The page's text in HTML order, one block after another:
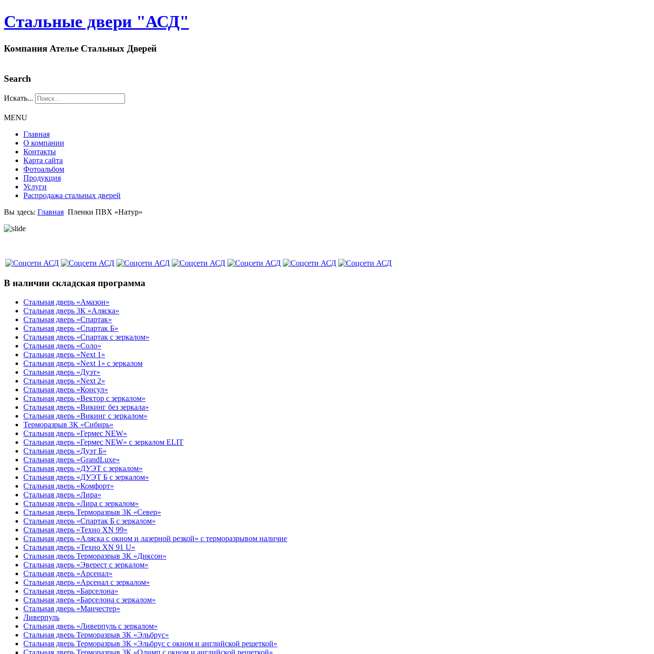
Стальные двери "АСД"
Компания Ателье Стальных Дверей
Search
Искать...
MENU
Главная
О компании
Контакты
Карта сайта
Фотоальбом
Продукция
Услуги
Распродажа стальных дверей
Вы здесь: Главная Пленки ПВХ «Натур»
В наличии складская программа
Стальная дверь «Амазон»
Стальная дверь 3К «Аляска»
Стальная дверь «Спартак»
Стальная дверь «Спартак Б»
Стальная дверь «Спартак с зеркалом»
Стальная дверь «Соло»
Стальная дверь «Next 1»
Стальная дверь «Next 1» с зеркалом
Стальная дверь «Дуэт»
Стальная дверь «Next 2»
Стальная дверь «Консул»
Стальная дверь «Вектор с зеркалом»
Стальная дверь «Викинг без зеркала»
Стальная дверь «Викинг c зеркалом»
Терморазрыв 3К «Сибирь»
Стальная дверь «Гермес NEW»
Стальная дверь «Гермес NEW» с зеркалом ELIT
Стальная дверь «Дуэт Б»
Стальная дверь «GrandLuxe»
Стальная дверь «ДУЭТ с зеркалом»
Стальная дверь «ДУЭТ Б с зеркалом»
Стальная дверь «Комфорт»
Стальная дверь «Лира»
Стальная дверь «Лира с зеркалом»
Стальная дверь Терморазрыв 3К «Север»
Стальная дверь «Спартак Б с зеркалом»
Стальная дверь «Техно XN 99»
Стальная дверь «Аляска с окном и лазерной резкой» с терморазрывом наличие
Стальная дверь «Техно XN 91 U»
Стальная дверь Терморазрыв 3К «Диксон»
Стальная дверь «Эверест с зеркалом»
Стальная дверь «Арсенал»
Стальная дверь «Арсенал с зеркалом»
Стальная дверь «Барселона»
Стальная дверь «Барселона с зеркалом»
Стальная дверь «Манчестер»
Ливерпуль
Стальная дверь «Ливерпуль с зеркалом»
Стальная дверь Терморазрыв 3К «Эльбрус»
Стальная дверь Терморазрыв 3К «Эльбрус с окном и английской решеткой»